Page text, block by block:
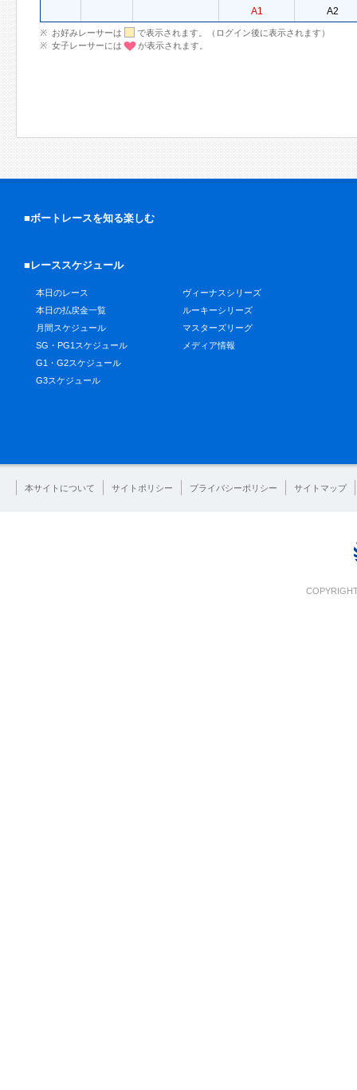
A1 A2
お好みレーサーは
で表示されます。（ログイン後に表示されます）
女子レーサーには
が表示されます。
■ボートレースを知る楽しむ
■レーススケジュール
本日のレース
本日の払戻金一覧
月間スケジュール
SG・PG1スケジュール
G1・G2スケジュール
G3スケジュール
ヴィーナスシリーズ
ルーキーシリーズ
マスターズリーグ
メディア情報
本サイトについて サイトポリシー プライバシーポリシー サイトマップ